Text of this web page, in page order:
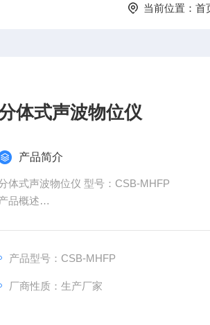
当前位置： 首
体式声波物位仪
产品简介
体式声波物位仪 型号：CSB-MHFP
品概述
产品型号：CSB-MHFP
厂商性质：生产厂家